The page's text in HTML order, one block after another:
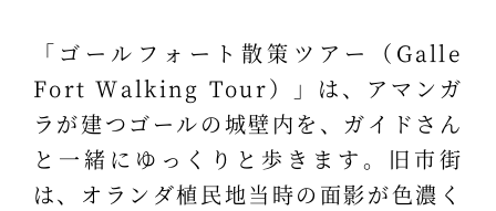
「ゴールフォート散策ツアー（Galle
Fort Walking Tour）」は、アマンガ
ラが建つゴールの城壁内を、ガイドさん
と一緒にゆっくりと歩きます。旧市街
は、オランダ植民地当時の面影が色濃く